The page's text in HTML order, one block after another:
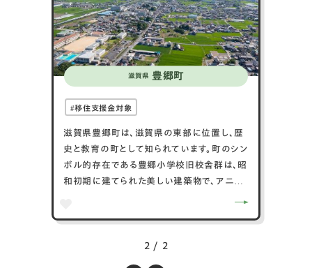
きる八幡山ロープウェーも人気の観光スポッ
トです。近江八幡市は、歴史的な風景と自然が
調和し、観光客にとって多くの見どこ
滋賀県 豊郷町
移住支援金対象
滋賀県豊郷町は、滋賀県の東部に位置し、歴
史と教育の町として知られています。町のシン
ボル的存在である豊郷小学校旧校舎群は、昭
和初期に建てられた美しい建築物で、アニメ
る観光も楽しめます。自然環境も豊かで、桜の
2 / 2